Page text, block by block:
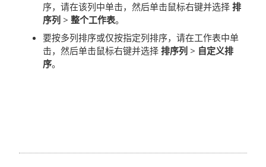
序，请在该列中单击，然后单击鼠标右键并选择 排
序列 > 整个工作表。
要按多列排序或仅按指定列排序，请在工作表中单
击，然后单击鼠标右键并选择 排序列 > 自定义排
序。